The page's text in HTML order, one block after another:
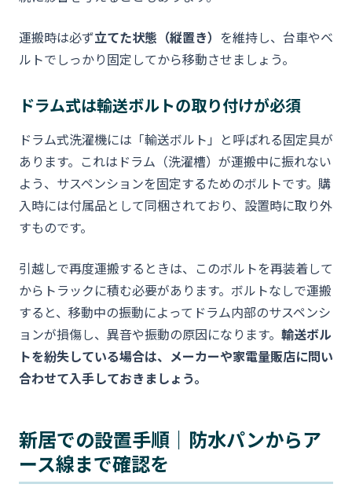
運搬時は必ず立てた状態（縦置き） を維持し、台車やベ
ルトでしっかり固定してから移動させましょう。
ドラム式は輸送ボルトの取り付けが必須
ドラム式洗濯機には「輸送ボルト」と呼ばれる固定具が
あります。これはドラム（洗濯槽）が運搬中に振れない
よう、サスペンションを固定するためのボルトです。購
入時には付属品として同梱されており、設置時に取り外
すものです。
引越しで再度運搬するときは、このボルトを再装着して
からトラックに積む必要があります。ボルトなしで運搬
すると、移動中の振動によってドラム内部のサスペンシ
ョンが損傷し、異音や振動の原因になります。 輸送ボル
トを紛失している場合は、メーカーや家電量販店に問い
合わせて入手しておきましょう。
新居での設置手順｜防水パンからア
ース線まで確認を